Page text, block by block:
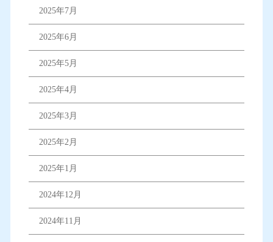
2025年7月
2025年6月
2025年5月
2025年4月
2025年3月
2025年2月
2025年1月
2024年12月
2024年11月